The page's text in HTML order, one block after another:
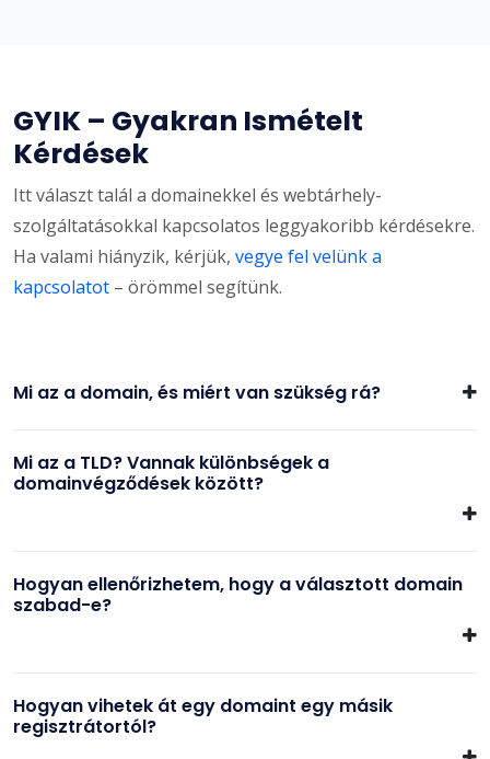
GYIK – Gyakran Ismételt
Kérdések
Itt választ talál a domainekkel és webtárhely-
szolgáltatásokkal kapcsolatos leggyakoribb kérdésekre.
Ha valami hiányzik, kérjük, vegye fel velünk a
kapcsolatot – örömmel segítünk.
Mi az a domain, és miért van szükség rá?
Mi az a TLD? Vannak különbségek a
domainvégződések között?
Hogyan ellenőrizhetem, hogy a választott domain
szabad-e?
Hogyan vihetek át egy domaint egy másik
regisztrátortól?